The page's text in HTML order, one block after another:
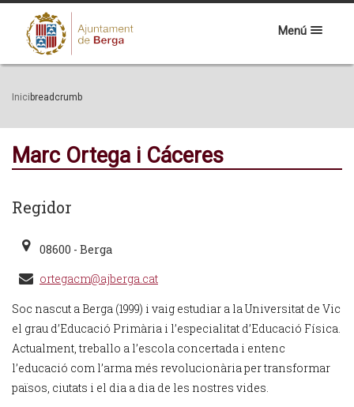
Menú
Inici breadcrumb
Marc Ortega i Cáceres
Regidor
08600 - Berga
ortegacm@ajberga.cat
Soc nascut a Berga (1999) i vaig estudiar a la Universitat de Vic
el grau d’Educació Primària i l’especialitat d’Educació Física.
Actualment, treballo a l’escola concertada i entenc
l’educació com l’arma més revolucionària per transformar
països, ciutats i el dia a dia de les nostres vides.